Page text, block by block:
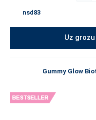
nsd83
Uz grozu
Gummy Glow